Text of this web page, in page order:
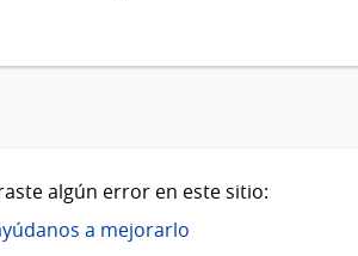
algún error en este sitio:
a mejorarlo